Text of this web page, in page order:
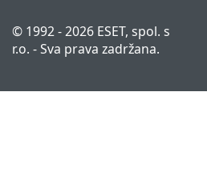
© 1992 - 2026 ESET, spol. s
r.o. - Sva prava zadržana.